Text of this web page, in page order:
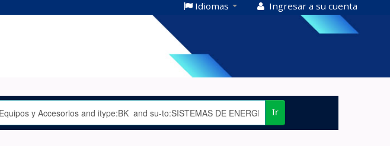
Idiomas Ingresar a su cuenta
Ir